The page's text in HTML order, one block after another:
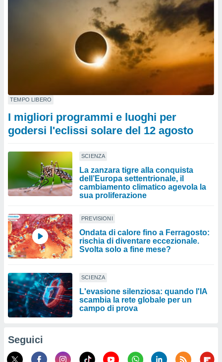
TEMPO LIBERO
I migliori programmi e luoghi per
godersi l'eclissi solare del 12 agosto
SCIENZA
La zanzara tigre alla conquista
dell’Europa settentrionale, il
cambiamento climatico agevola la
sua proliferazione
PREVISIONI
Ondata di calore fino a Ferragosto:
rischia di diventare eccezionale.
Svolta solo a fine mese?
SCIENZA
L'evasione silenziosa: quando l'IA
scambia la rete globale per un
campo di prova
Seguici